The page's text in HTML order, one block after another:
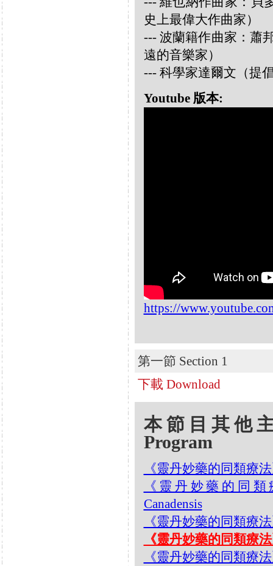
史上最偉大作曲家）
--- 波蘭籍作曲家：蕭
遠的音樂家）
--- 科學家達爾文（提
Youtube 版本:
https://
第一節 Section 1
下載 Download
本節目其他
Program
《靈丹妙藥的同類療
《靈丹妙藥的同類
Canadensis
《靈丹妙藥的同類療
《靈丹妙藥的同類療
《靈丹妙藥的同類療